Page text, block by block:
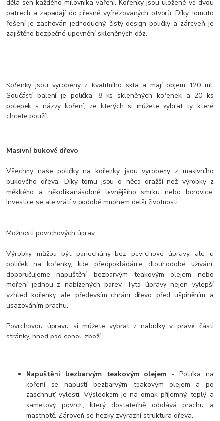
dělá sen každého milovníka vaření. Kořenky jsou uložené ve dvou
patrech a zapadají do přesně vyfrézovaných otvorů. Díky tomuto
řešení je zachován jednoduchý, čistý design poličky a zároveň je
zajištěno bezpečné upevnění skleněných dóz.
Kořenky jsou vyrobeny z kvalitního skla a mají objem 120 ml.
Součástí balení je polička, 8 ks skleněných kořenek a 20 ks
polepek s názvy koření, ze kterých si můžete vybrat ty, které
chcete použít.
Masivní bukové dřevo
Všechny naše poličky na kořenky jsou vyrobeny z masivního
bukového dřeva. Díky tomu jsou o něco dražší než výrobky z
měkkého a několikanásobně levnějšího smrku nebo borovice.
Investice se ale vrátí v podobě mnohem delší životnosti.
Možnosti povrchových úprav
Výrobky můžou být ponechány bez povrchové úpravy, ale u
poliček na kořenky, kde předpokládáme dlouhodobé užívání,
doporučujeme napuštění bezbarvým teakovým olejem nebo
moření jednou z nabízených barev. Tyto úpravy nejen vylepší
vzhled kořenky, ale především chrání dřevo před ušpiněním a
usazováním prachu.
Povrchovou úpravu si můžete vybrat z nabídky v pravé části
stránky, hned pod cenou zboží.
Napuštění bezbarvým teakovým olejem - Polička na
koření se napustí bezbarvým teakovým olejem a po
zaschnutí vyleští. Výsledkem je na omak příjemný, teplý a
sametový povrch, který dostatečně odolává prachu a
mastnotě. Zároveň se hezky zvýrazní struktura dřeva.